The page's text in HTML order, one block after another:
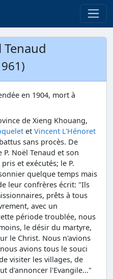
en 1904, mort à
de Xieng Khouang,
et Vincent L'Hénoret
sans procès. De
Noël Tenaud et son
et exécutés; le P.
quelque temps mais
leur confrères écrit: "Ils
prêts à tous
avec un
période troublée, nous
le désir du martyre,
le Christ. Nous n'avions
avions tous le souci
visiter les villages, de
d'annoncer l'Evangile..."